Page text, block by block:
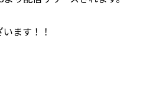
ます！！